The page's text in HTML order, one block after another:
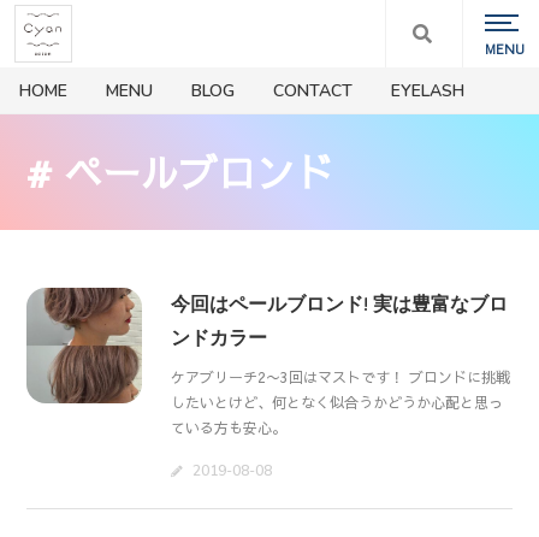
HOME MENU BLOG CONTACT EYELASH
# ペールブロンド
今回はペールブロンド! 実は豊富なブロ
ンドカラー
ケアブリーチ2〜3回はマストです！ ブロンドに挑戦
したいとけど、何となく似合うかどうか心配と思っ
ている方も安心。
2019-08-08